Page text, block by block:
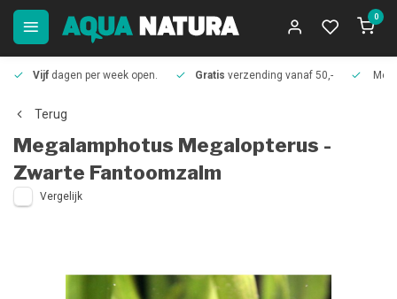
0
Vijf dagen per week open. Gratis verzending vanaf 50,-
Terug
Megalamphotus Megalopterus -
Zwarte Fantoomzalm
Vergelijk